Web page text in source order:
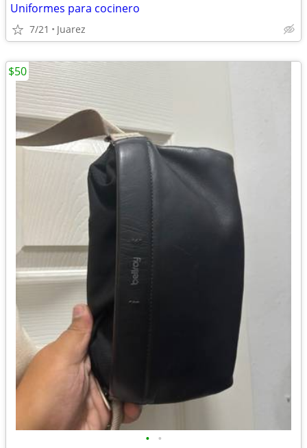
Uniformes para cocinero
7/21 Juarez
• •
$50